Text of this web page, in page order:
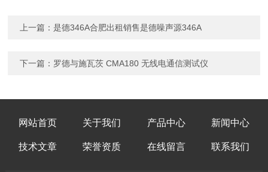
上一篇：是德346A合肥出租销售是德噪声源346A
下一篇： 罗德与施瓦茨 CMA180 无线电通信测试仪
网站首页 关于我们 产品中心 新闻中心
技术文章 荣誉资质 在线留言 联系我们